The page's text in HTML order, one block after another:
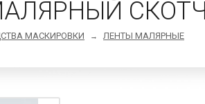
МАСКИРОВКИ → ЛЕНТЫ МАЛЯРНЫЕ